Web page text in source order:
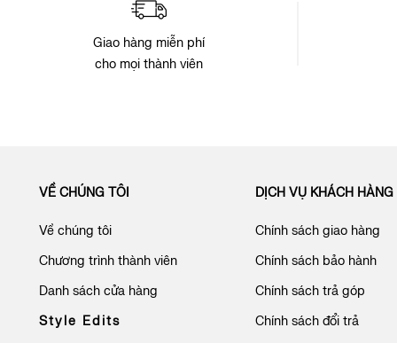
Giao hàng miễn phí
cho mọi thành viên
VỀ CHÚNG TÔI
Về chúng tôi
Chương trình thành viên
Danh sách cửa hàng
Style Edits
DỊCH VỤ KHÁCH HÀNG
Chính sách giao hàng
Chính sách bảo hành
Chính sách trả góp
Chính sách đổi trả